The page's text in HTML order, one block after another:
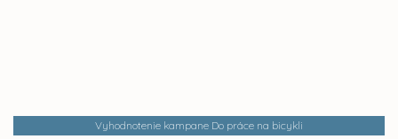
Vyhodnotenie kampane Do práce na bicykli